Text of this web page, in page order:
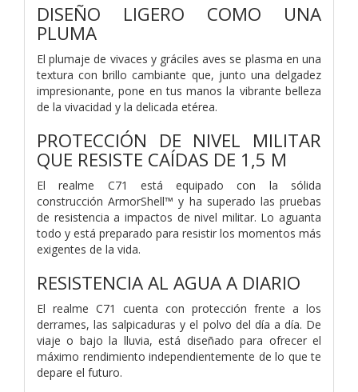
DISEÑO LIGERO COMO UNA
PLUMA
El plumaje de vivaces y gráciles aves se plasma en una
textura con brillo cambiante que, junto una delgadez
impresionante, pone en tus manos la vibrante belleza
de la vivacidad y la delicada etérea.
PROTECCIÓN DE NIVEL MILITAR
QUE RESISTE CAÍDAS DE 1,5 M
El realme C71 está equipado con la sólida
construcción ArmorShell™ y ha superado las pruebas
de resistencia a impactos de nivel militar. Lo aguanta
todo y está preparado para resistir los momentos más
exigentes de la vida.
RESISTENCIA AL AGUA A DIARIO
El realme C71 cuenta con protección frente a los
derrames, las salpicaduras y el polvo del día a día. De
viaje o bajo la lluvia, está diseñado para ofrecer el
máximo rendimiento independientemente de lo que te
depare el futuro.